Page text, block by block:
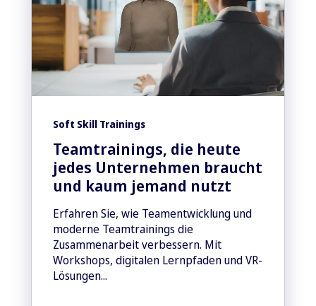
Soft Skill Trainings
Teamtrainings, die heute
jedes Unternehmen braucht
und kaum jemand nutzt
Erfahren Sie, wie Teamentwicklung und
moderne Teamtrainings die
Zusammenarbeit verbessern. Mit
Workshops, digitalen Lernpfaden und VR-
Lösungen...